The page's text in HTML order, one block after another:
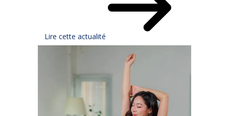
Lire cette actualité